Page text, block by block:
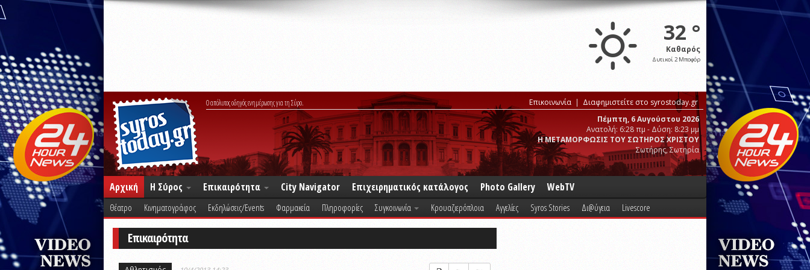
32 °
Καθαρός
Δυτικοί 2 Μποφόρ
Ο απόλυτος οδηγός ενημέρωσης για τη Σύρο. Επικοινωνία
Διαφημιστείτε στο syrostoday.gr
Πέμπτη, 6 Αυγούστου 2026
Ανατολή: 6:28 πμ - Δύση: 8:23 μμ
Η ΜΕΤΑΜΟΡΦΩΣΙΣ ΤΟΥ ΣΩΤΗΡΟΣ ΧΡΙΣΤΟΥ
Σωτήρης, Σωτηρία
Αρχική Η Σύρος Επικαιρότητα City Navigator Επιχειρηματικός κατάλογος Photo Gallery WebTV
Θέατρο Κινηματογράφος Εκδηλώσεις/Events Φαρμακεία Πληροφορίες Συγκοινωνία Κρουαζιερόπλοια Αγγελίες Syros Stories Δι@ύγεια Livescore
Επικαιρότητα